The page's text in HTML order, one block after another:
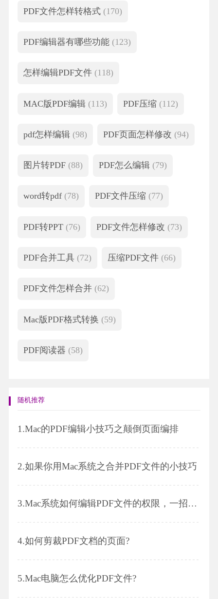
PDF文件怎样转格式 (170)
PDF编辑器有哪些功能 (123)
怎样编辑PDF文件 (118)
MAC版PDF编辑 (113) PDF压缩 (112)
pdf怎样编辑 (98) PDF页面怎样修改 (94)
图片转PDF (88) PDF怎么编辑 (79)
word转pdf (78) PDF文件压缩 (77)
PDF转PPT (76) PDF文件怎样修改 (73)
PDF合并工具 (72) 压缩PDF文件 (66)
PDF文件怎样合并 (62)
Mac版PDF格式转换 (59)
PDF阅读器 (58)
随机推荐
1.Mac的PDF编辑小技巧之颠倒页面编排
2.如果你用Mac系统之合并PDF文件的小技巧
3.Mac系统如何编辑PDF文件的权限，一招就会!
4.如何剪裁PDF文档的页面?
5.Mac电脑怎么优化PDF文件?